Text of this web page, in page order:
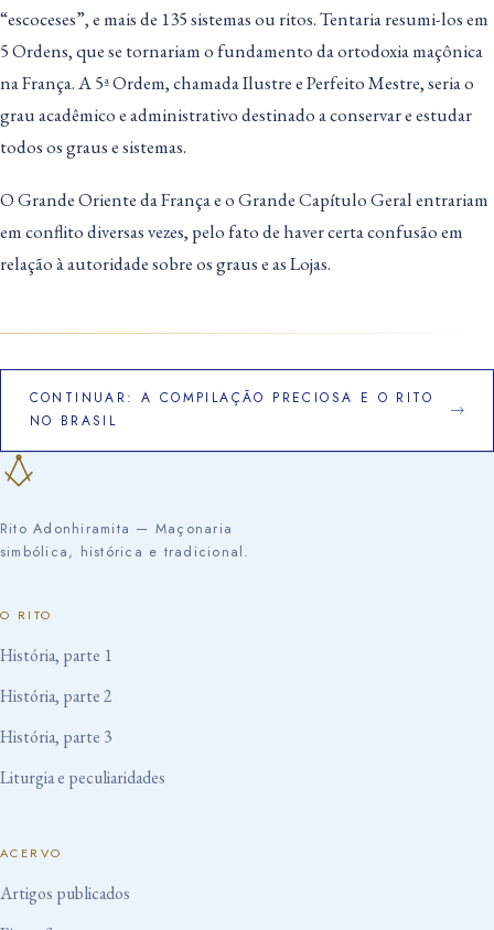
“escoceses”, e mais de 135 sistemas ou ritos. Tentaria resumi-los em
5 Ordens, que se tornariam o fundamento da ortodoxia maçônica
na França. A 5ª Ordem, chamada Ilustre e Perfeito Mestre, seria o
grau acadêmico e administrativo destinado a conservar e estudar
todos os graus e sistemas.
O Grande Oriente da França e o Grande Capítulo Geral entrariam
em conflito diversas vezes, pelo fato de haver certa confusão em
relação à autoridade sobre os graus e as Lojas.
CONTINUAR: A COMPILAÇÃO PRECIOSA E O RITO
NO BRASIL
Rito Adonhiramita — Maçonaria
simbólica, histórica e tradicional.
O RITO
História, parte 1
História, parte 2
História, parte 3
Liturgia e peculiaridades
ACERVO
Artigos publicados